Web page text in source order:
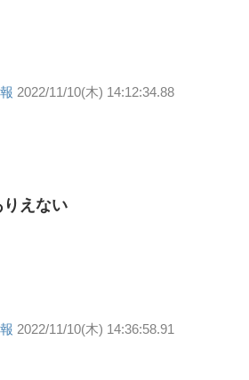
2022/11/10(木) 14:12:34.88
えない
2022/11/10(木) 14:36:58.91